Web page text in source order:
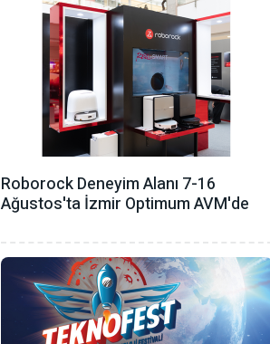
Roborock Deneyim Alanı 7-16
Ağustos'ta İzmir Optimum AVM'de